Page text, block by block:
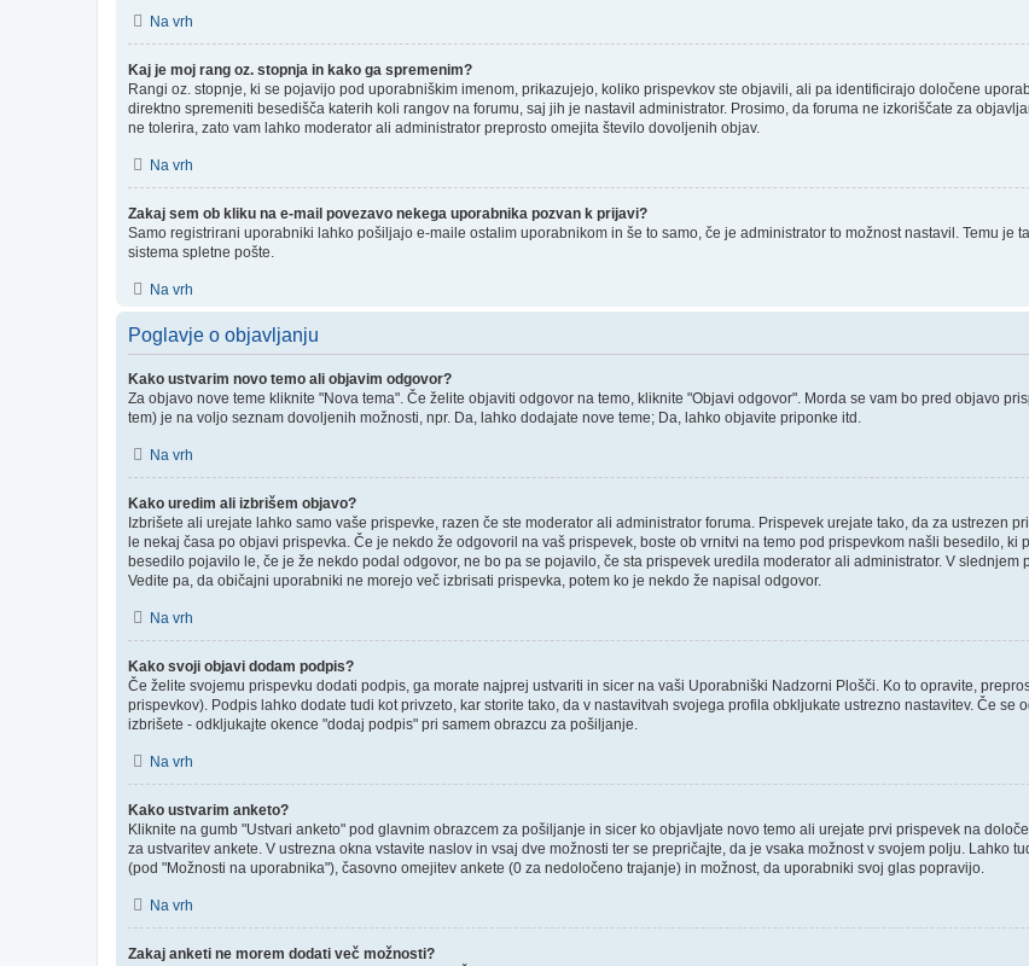
Na vrh
Kaj je moj rang oz. stopnja in kako ga spremenim?
Rangi oz. stopnje, ki se pojavijo pod uporabniškim imenom, prikazujejo, koliko prispevkov ste objavili, ali pa identificirajo določene
direktno spremeniti besedišča katerih koli rangov na forumu, saj jih je nastavil administrator. Prosimo, da foruma ne izkoriščate za
ne tolerira, zato vam lahko moderator ali administrator preprosto omejita število dovoljenih objav.
Na vrh
Zakaj sem ob kliku na e-mail povezavo nekega uporabnika pozvan k prijavi?
Samo registrirani uporabniki lahko pošiljajo e-maile ostalim uporabnikom in še to samo, če je administrator to možnost nastavil. Temu
sistema spletne pošte.
Na vrh
Poglavje o objavljanju
Kako ustvarim novo temo ali objavim odgovor?
Za objavo nove teme kliknite "Nova tema". Če želite objaviti odgovor na temo, kliknite "Objavi odgovor". Morda se vam bo pred objavo
tem) je na voljo seznam dovoljenih možnosti, npr. Da, lahko dodajate nove teme; Da, lahko objavite priponke itd.
Na vrh
Kako uredim ali izbrišem objavo?
Izbrišete ali urejate lahko samo vaše prispevke, razen če ste moderator ali administrator foruma. Prispevek urejate tako, da za ustrezen
le nekaj časa po objavi prispevka. Če je nekdo že odgovoril na vaš prispevek, boste ob vrnitvi na temo pod prispevkom našli besedilo,
besedilo pojavilo le, če je že nekdo podal odgovor, ne bo pa se pojavilo, če sta prispevek uredila moderator ali administrator. V
Vedite pa, da običajni uporabniki ne morejo več izbrisati prispevka, potem ko je nekdo že napisal odgovor.
Na vrh
Kako svoji objavi dodam podpis?
Če želite svojemu prispevku dodati podpis, ga morate najprej ustvariti in sicer na vaši Uporabniški Nadzorni Plošči. Ko to opravite,
prispevkov). Podpis lahko dodate tudi kot privzeto, kar storite tako, da v nastavitvah svojega profila obkljukate ustrezno nastavitev. Če
izbrišete - odkljukajte okence "dodaj podpis" pri samem obrazcu za pošiljanje.
Na vrh
Kako ustvarim anketo?
Kliknite na gumb "Ustvari anketo" pod glavnim obrazcem za pošiljanje in sicer ko objavljate novo temo ali urejate prvi prispevek na
za ustvaritev ankete. V ustrezna okna vstavite naslov in vsaj dve možnosti ter se prepričajte, da je vsaka možnost v svojem polju. Lahko
(pod "Možnosti na uporabnika"), časovno omejitev ankete (0 za nedoločeno trajanje) in možnost, da uporabniki svoj glas popravijo.
Na vrh
Zakaj anketi ne morem dodati več možnosti?